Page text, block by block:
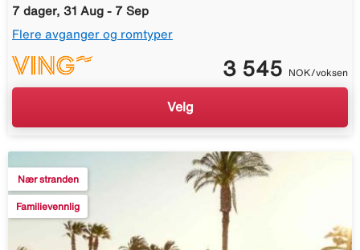
7 dager, 31 Aug - 7 Sep
Flere avganger og romtyper
3 545 NOK/voksen
Velg
Nær stranden
Familievennlig